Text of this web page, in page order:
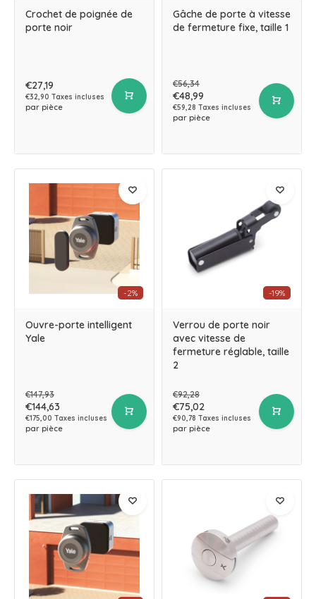
Crochet de poignée de
porte noir
€27,19
€32,90 Taxes incluses
par pièce
Gâche de porte à vitesse
de fermeture fixe, taille 1
€56,34
€48,99
€59,28 Taxes incluses
par pièce
-2%
Ouvre-porte intelligent
Yale
€147,93
€144,63
€175,00 Taxes incluses
par pièce
-19%
Verrou de porte noir
avec vitesse de
fermeture réglable, taille
2
€92,28
€75,02
€90,78 Taxes incluses
par pièce